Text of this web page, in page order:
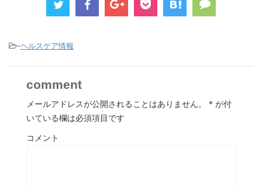
-ヘルスケア情報
comment
メールアドレスが公開されることはありません。 * が付
いている欄は必須項目です
コメント